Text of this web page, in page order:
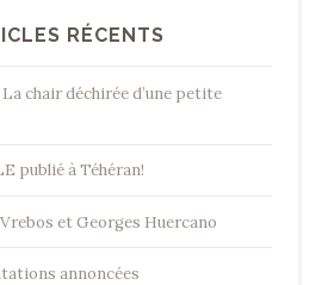
RÉCENTS
chair déchirée d’une petite
publié à Téhéran!
et Georges Huercano
annoncées